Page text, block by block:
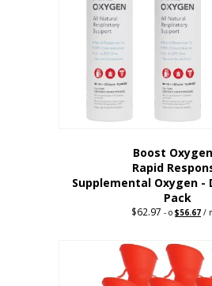
Boost
Rapid
Supplemental Oxygen -
Pack
$62.97 - o Precio
dólares.
$56.67 El
/